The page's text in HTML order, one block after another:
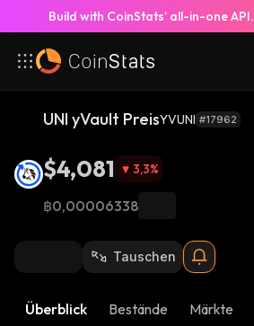
Build with CoinStats’ all-in-one API.
UNI yVault PreisYVUNI #17962
$4,081 3,3%
฿0,00006338
Tauschen
Überblick Bestände Märkte